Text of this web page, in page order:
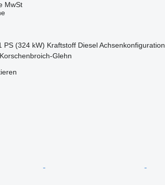
MwSt
PS (324 kW) Kraftstoff Diesel Achsenkonfiguration
Glehn